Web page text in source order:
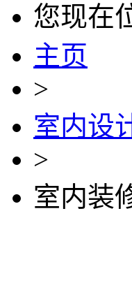
您现在
主页
>
室内设
>
室内装